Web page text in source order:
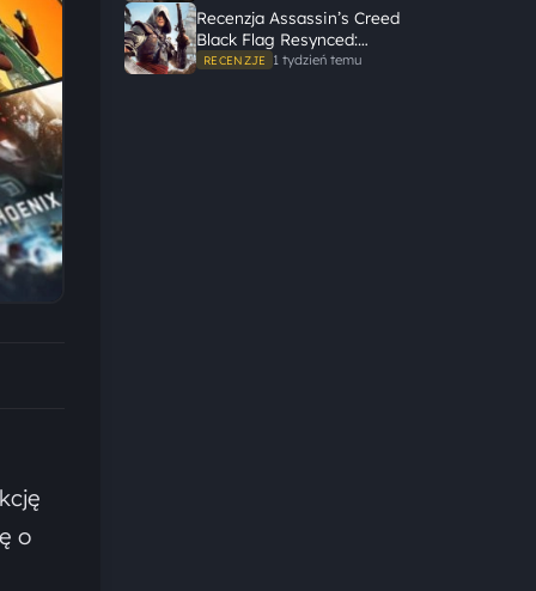
o
Recenzja Assassin’s Creed
Black Flag Resynced:
Ubisoft tego nie zepsuł
RECENZJE 1 tydzień temu